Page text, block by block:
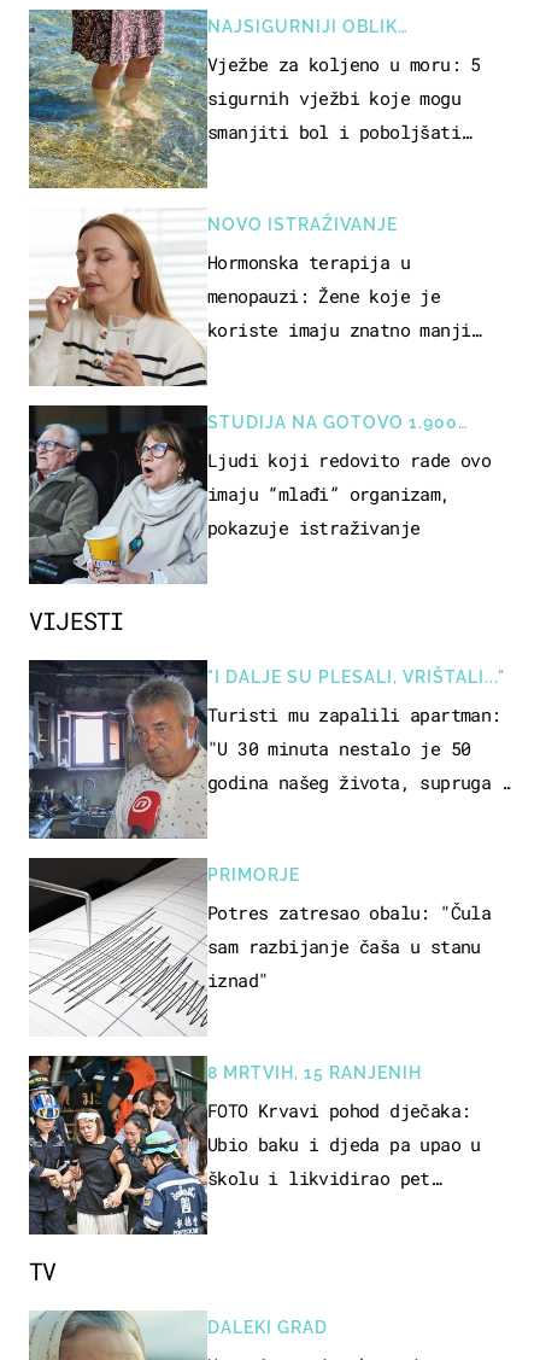
VIJESTI
"I DALJE SU PLESALI, VRIŠTALI..."
Turisti mu zapalili apartman:
"U 30 minuta nestalo je 50
godina našeg života, supruga i
PRIMORJE
Potres zatresao obalu: "Čula
sam razbijanje čaša u stanu
iznad"
8 MRTVIH, 15 RANJENIH
FOTO Krvavi pohod dječaka:
Ubio baku i djeda pa upao u
školu i likvidirao pet
NAJSIGURNIJI OBLIK
REKREACIJE
Vježbe za koljeno u moru: 5
sigurnih vježbi koje mogu
smanjiti bol i poboljšati
NOVO ISTRAŽIVANJE
Hormonska terapija u
menopauzi: Žene koje je
koriste imaju znatno manji
STUDIJA NA GOTOVO 1.900
OSOBA
Ljudi koji redovito rade ovo
imaju “mlađi” organizam,
pokazuje istraživanje
TV
DALEKI GRAD